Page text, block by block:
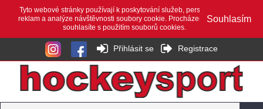
Tyto webové stránky používají k poskytování služeb, personalizaci
reklam a analýze návštěvnosti soubory cookie. Procházením webu
souhlasíte s použitím souborů cookies.
Souhlasím
Přihlásit se Registrace